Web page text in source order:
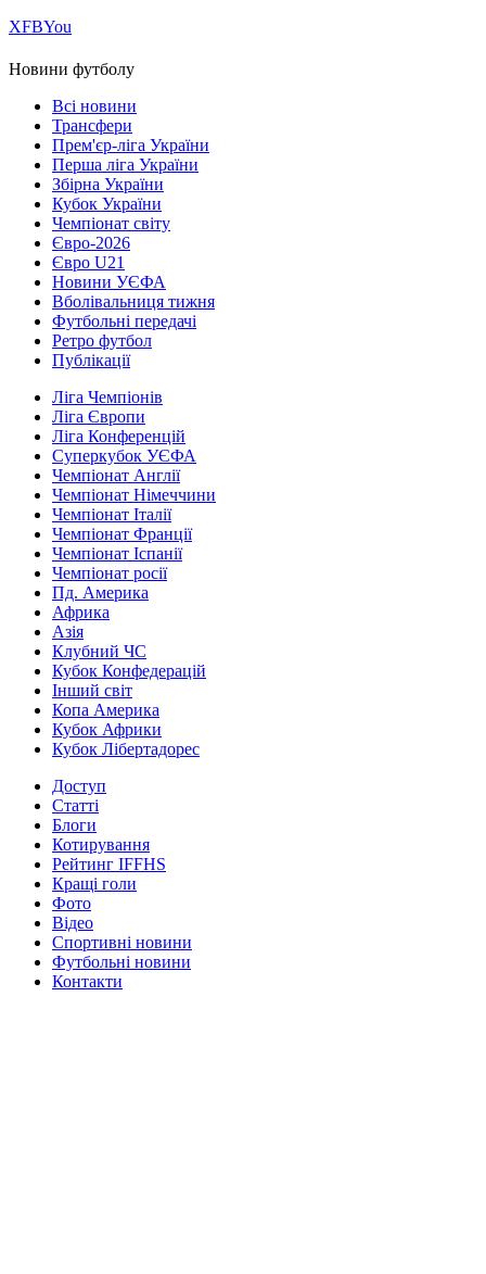
ХFBYou
Новини футболу
Всі новини
Трансфери
Прем'єр-ліга України
Перша ліга України
Збірна України
Кубок України
Чемпіонат світу
Євро-2026
Євро U21
Новини УЄФА
Вболівальниця тижня
Футбольні передачі
Ретро футбол
Публікації
Ліга Чемпіонів
Ліга Європи
Ліга Конференцій
Суперкубок УЄФА
Чемпіонат Англії
Чемпіонат Німеччини
Чемпіонат Італії
Чемпіонат Франції
Чемпіонат Іспанії
Чемпіонат росії
Пд. Америка
Африка
Азія
Клубний ЧС
Кубок Конфедерацій
Інший світ
Копа Америка
Кубок Африки
Кубок Лібертадорес
Доступ
Статті
Блоги
Котирування
Рейтинг IFFHS
Кращі голи
Фото
Відео
Спортивні новини
Футбольні новини
Контакти